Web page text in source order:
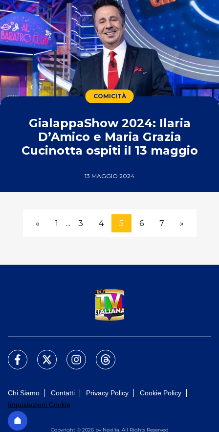
COMICITÀ
GialappaShow 2024: Ilaria
D’Amico e Maria Grazia
Cucinotta ospiti il 13 maggio
13 MAGGIO 2024
« 1 ... 3 4 5 6 7 »
Chi Siamo Contatti Privacy Policy
Cookie Policy
Impostazioni Cookie
Copyright © 2026 by Nexilia. All Rights Reserved